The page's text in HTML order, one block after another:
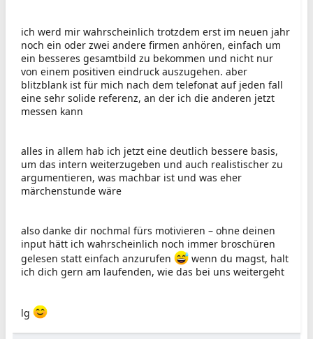
ich werd mir wahrscheinlich trotzdem erst im neuen jahr
noch ein oder zwei andere firmen anhören, einfach um
ein besseres gesamtbild zu bekommen und nicht nur
von einem positiven eindruck auszugehen. aber
blitzblank ist für mich nach dem telefonat auf jeden fall
eine sehr solide referenz, an der ich die anderen jetzt
messen kann
alles in allem hab ich jetzt eine deutlich bessere basis,
um das intern weiterzugeben und auch realistischer zu
argumentieren, was machbar ist und was eher
märchenstunde wäre
also danke dir nochmal fürs motivieren – ohne deinen
input hätt ich wahrscheinlich noch immer broschüren
gelesen statt einfach anzurufen
wenn du magst, halt
ich dich gern am laufenden, wie das bei uns weitergeht
lg